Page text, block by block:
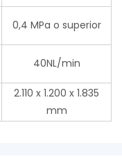
0,4 MPa o superior
40NL/min
2.110 x 1.200 x 1.835
mm